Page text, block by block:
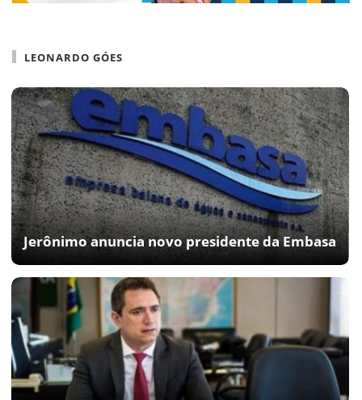
LEONARDO GÓES
Jerônimo anuncia novo presidente da Embasa